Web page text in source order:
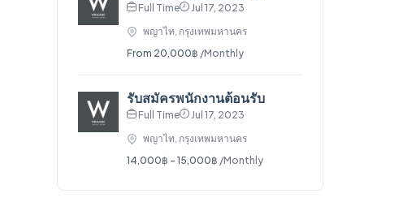
Full Time
Jul 17, 2023
พญาไท, กรุงเทพมหานคร
From 20,000฿ /Monthly
รับสมัครพนักงานต้อนรับ
Full Time
Jul 17, 2023
พญาไท, กรุงเทพมหานคร
14,000฿ - 15,000฿ /Monthly